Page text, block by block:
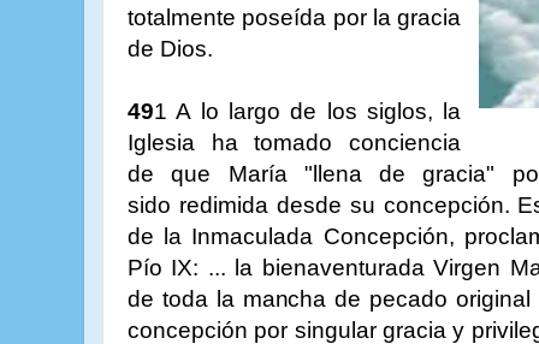
totalmente poseída por la gracia
de Dios.
491 A lo largo de los siglos, la
Iglesia ha tomado conciencia
de que María "llena de gracia"
sido redimida desde su concepción.
de la Inmaculada Concepción,
Pío IX: ... la bienaventurada Virgen
de toda la mancha de pecado
concepción por singular gracia y